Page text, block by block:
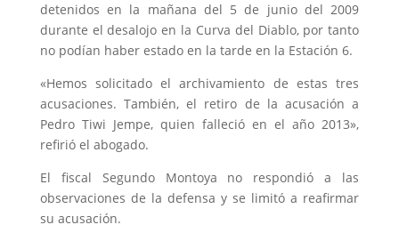
detenidos en la mañana del 5 de junio del 2009
durante el desalojo en la Curva del Diablo, por tanto
no podían haber estado en la tarde en la Estación 6.
«Hemos solicitado el archivamiento de estas tres
acusaciones. También, el retiro de la acusación a
Pedro Tiwi Jempe, quien falleció en el año 2013»,
refirió el abogado.
El fiscal Segundo Montoya no respondió a las
observaciones de la defensa y se limitó a reafirmar
su acusación.